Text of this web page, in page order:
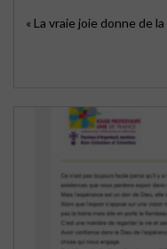
« La vraie joie donne de